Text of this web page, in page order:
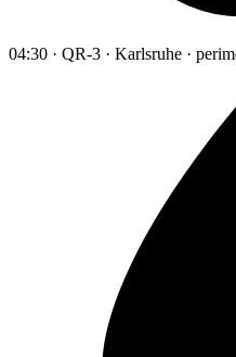
04:30 · QR-3 · Karlsruhe ·